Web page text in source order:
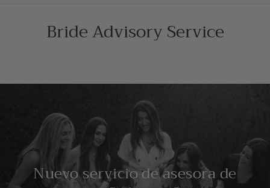
Bride Advisory Service
Nuevo servicio de asesora de